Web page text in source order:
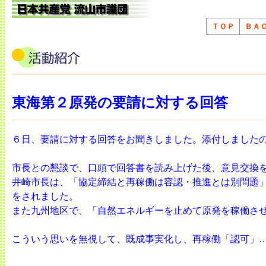
ＴＯＰ ＢＡ
東海第２原発の要請に対する回答
６日、要請に対する回答をお聞きしました。添付しました
市長との懇談で、口頭で回答書を読み上げた後、意見交換
井崎市長は、「協定締結と再稼働は容認・推進とは別問
をされました。
また九州地区で、「自然エネルギーを止めて原発を稼働さ
こういう思いを無視して、既成事実化し、再稼働「認可